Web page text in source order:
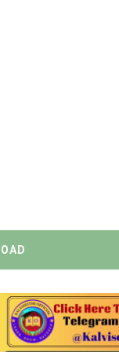
இயக்குநராக
முதலமைச்சரின்
- ஆட்சியர்
வெளியிட்ட